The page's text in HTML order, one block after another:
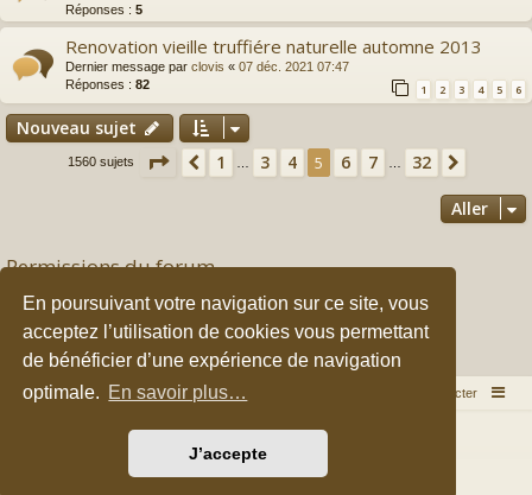
En poursuivant votre navigation sur ce site, vous
acceptez l’utilisation de cookies vous permettant
de bénéficier d’une expérience de navigation
optimale. En savoir plus…
J’accepte
Réponses : 5
Renovation vieille truffiére naturelle automne 2013
Dernier message par clovis « 07 déc. 2021 07:47
Réponses : 82 1 2 3 4 5 6
Nouveau sujet
1560 sujets Page 5 sur 32
Précédent
1 3 4 5 6 7 32
Aller
Permissions du forum
Vous ne pouvez pas
publier de nouveaux sujets dans ce forum
Vousne pouvez pasrépondre aux sujets dans ce forum
Vousne pouvez pasmodifier vos messages dans ce forum
ne pouvez pas
supprimer vos messages dans ce forum
Vousne pouvez pastransférer de pièces jointes dans ce forum
Accueil du forum Nous contacter
Développé parphpBB® Forum Software © phpBB Limited
Style parArty
©